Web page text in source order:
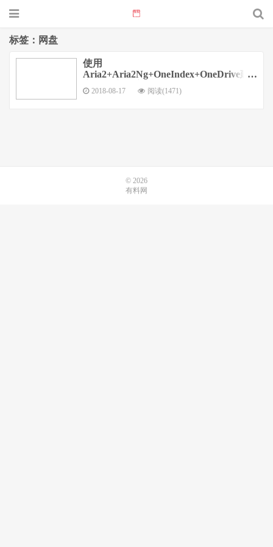
标签：网盘
使用
Aria2+Aria2Ng+OneIndex+OneDrive建
立不限流量/离线BT下载/在线观看网盘
2018-08-17 阅读(1471)
© 2026
有料网